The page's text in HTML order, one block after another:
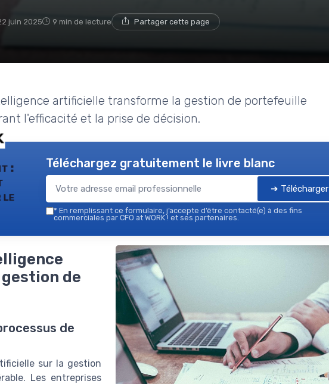
juin 2025 9 min de lecture Partager cette page
artificielle transforme la gestion de portefeuille
l'efficacité et la prise de décision.
:
le
Téléchargez gratuitement le livre blanc
➔ Télécharger
* En remplissant ce formulaire, j’accepte d’être contacté(e) à des fins
commerciales par CFO at WORK ! et ses partenaires.
de
de
sur la gestion
Les entreprises